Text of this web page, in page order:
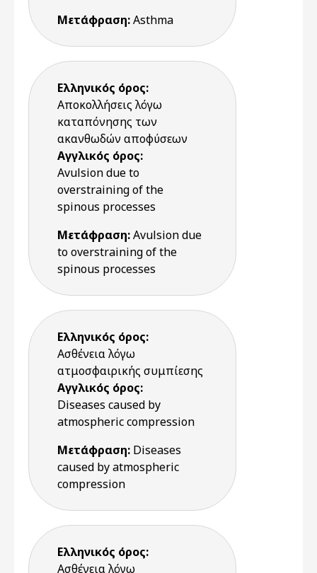
Μετάφραση:Asthma
Ελληνικός όρος:
Αποκολλήσεις λόγω
καταπόνησης των
ακανθωδών αποφύσεων
Αγγλικός όρος:
Avulsion due to
overstraining of the
spinous processes
Μετάφραση:Avulsion due
to overstraining of the
spinous processes
Ελληνικός όρος:
Ασθένεια λόγω
ατμοσφαιρικής συμπίεσης
Αγγλικός όρος:
Diseases caused by
atmospheric compression
Μετάφραση: Diseases
caused by atmospheric
compression
Ελληνικός όρος:
Ασθένεια λόγω